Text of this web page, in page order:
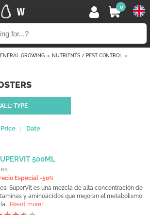
0
GROWING
NUTRIENTS / PEST CONTROL
TYPE
Price Date
500ML
Especial -50%
SuperVit es una mezcla de alta concentración de
y aminoácidos que mejoran el metabolismo
[Read more]